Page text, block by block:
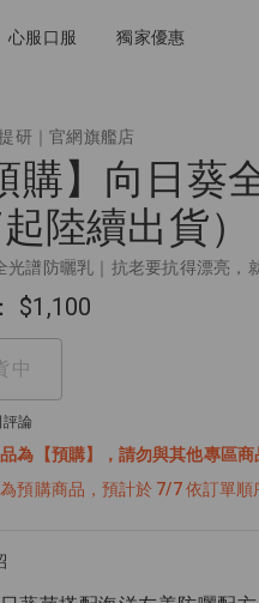
心服口服 獨家優惠
研｜官網旗艦店
購】向日葵
陸續出貨）
光譜防曬乳｜抗老要抗得漂亮，
$1,100
中
論
為【預購】，請勿與其他專區商
預購商品，預計於 7/7 依訂單